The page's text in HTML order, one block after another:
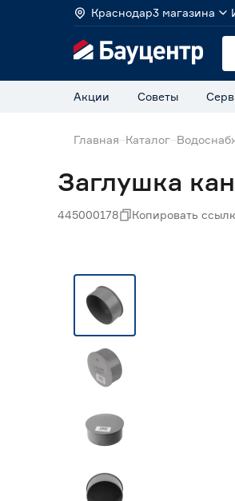
Краснодар3 магазина
Акции Советы
Главная Каталог
Заглушка
445000178 Копировать